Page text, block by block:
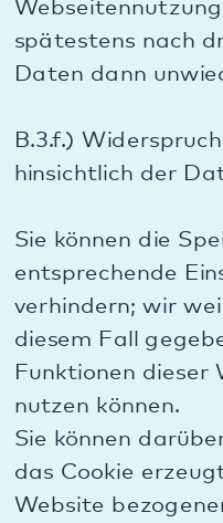
optisch
Widerspruchsrecht“
mindestens jährlich
insbesondere dann
Hinblick auf
spätestens nach drei
B.4.d.) Widerspruchs-
Sie haben die
Maps auf einfache Art
und somit den
verhindern:
Um die Ausführung